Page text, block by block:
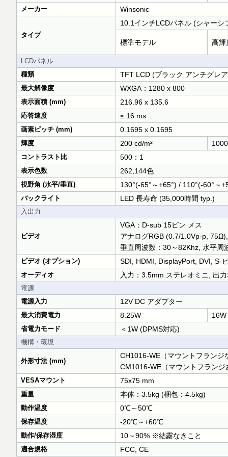
メーカー Winsonic
タイプ
10.1インチLCDパネル (シャーシ
標準モデル 高輝
LCDパネル
種類
TFT LCD (ブラック アンチグレ
最大解像度 WXGA：1280 x 800
表示面積 (mm) 216.96 x 135.6
応答速度 ≤ 16 ms
画素ピッチ (mm) 0.1695 x 0.1695
輝度 200 cd/m²
コントラスト比 500：1
表示色数 262,144色
視野角 (水平/垂直) 130°(-65°～+65°) / 110°(-60°～
バックライト LED 長寿命 (35,000時間 typ.)
入出力
ビデオ
VGA：D-sub 15ピン メス
アナログRGB (0.7/1.0Vp-p,
垂直周波数：30～82Khz, 水平周
ビデオ (オプション) SDI, HDMI, DisplayPort, DVI, S-
オーディオ 入力：3.5mm ステレオミニ, 出
電源
電源入力
12V DC アダプター
最大消費電力 8.25W 16W
省電力モード ＜1W (DPMS対応)
機構・環境
外形寸法 (mm)
CH1016-WE（マウントフラン
CM1016-WE（マウントフラン
VESAマウント 75x75 mm
重量 本体：3.5kg (梱包：4.5kg)
動作温度 0℃～50℃
保存温度 -20℃～+60℃
動作/保存湿度 10～90% ※結露なきこと
適合規格 FCC, CE